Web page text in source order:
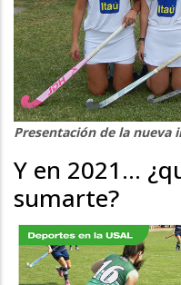
Presentación de la nueva
Y en 2021…
sumarte?